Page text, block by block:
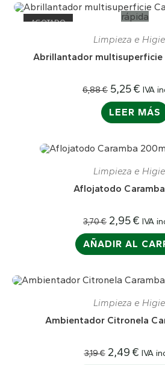
AGOTADO
rápida
Limpieza e
Abrillantador multisuperficie
6,88€ 5,25€ IVA
LEER MÁS
Limpieza e
Aflojatodo
3,70€ 2,95€ IVA
AÑADIR AL
Limpieza e
Ambientador Citronela
3,19€ 2,49 € IVA